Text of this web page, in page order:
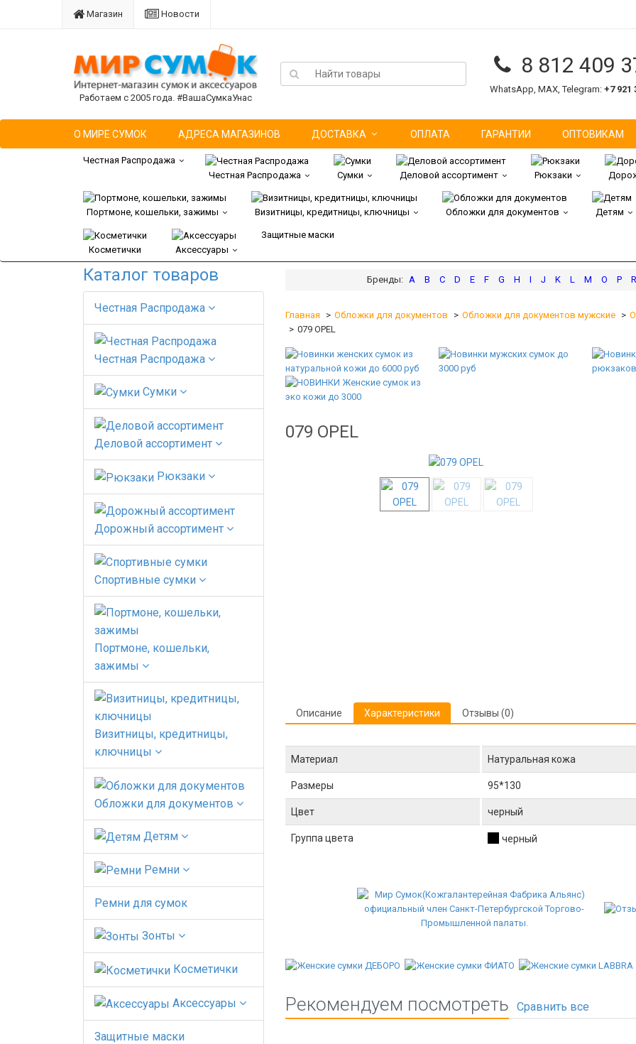
Магазин Новости
Работаем с 2005 года. #ВашаСумкаУнас
8 812 409
WhatsApp, MAX, Telegram: +7 921
О МИРЕ СУМОК АДРЕСА МАГАЗИНОВ ДОСТАВКА ОПЛАТА ГАРАНТИИ ОПТОВИКАМ
Честная Распродажа
Честная Распродажа
Сумки Деловой ассортимент Рюкзаки
Портмоне, кошельки, зажимы Визитницы, кредитницы, ключницы Обложки для документов Детям
Косметички Аксессуары
Защитные маски
Каталог товаров
Честная Распродажа
Честная Распродажа
Сумки
Деловой ассортимент
Рюкзаки
Дорожный ассортимент
Спортивные сумки
Портмоне, кошельки,
зажимы
Визитницы, кредитницы,
ключницы
Обложки для документов
Детям
Ремни
Ремни для сумок
Зонты
Косметички
Аксессуары
Защитные маски
A B C D E F G H I J K L M O P R
Главная Обложки для документов Обложки для документов мужские
079 OPEL
079 OPEL
Описание Характеристики Отзывы (0)
Материал Натуральная кожа
Размеры 95*130
Цвет черный
Группа цвета черный
Рекомендуем посмотреть